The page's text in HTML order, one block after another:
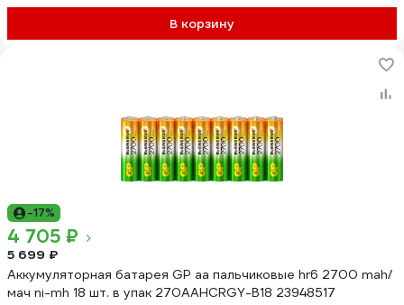
В корзину
-17%
4 705 ₽
5 699 ₽
Аккумуляторная батарея GP аа пальчиковые hr6 2700 mah/
мач ni-mh 18 шт. в упак 270AAHCRGY-B18 23948517